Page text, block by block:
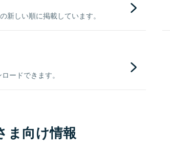
新しい順に掲載しています。
ードできます。
ま向け情報